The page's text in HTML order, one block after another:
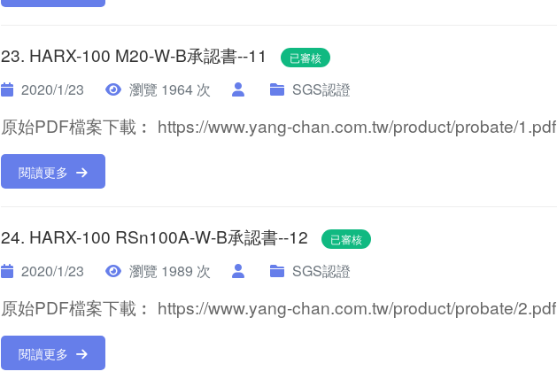
23. HARX-100 M20-W-B承認書--11 已審核
2020/1/23 瀏覽 1964 次 SGS認證
原始PDF檔案下載︰ https://www.yang-chan.com.tw/product/probate/1.pdf
閱讀更多
24. HARX-100 RSn100A-W-B承認書--12 已審核
2020/1/23 瀏覽 1989 次 SGS認證
原始PDF檔案下載︰ https://www.yang-chan.com.tw/product/probate/2.pdf
閱讀更多